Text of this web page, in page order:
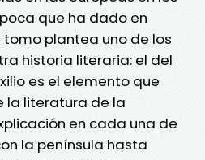
que ha dado en
plantea uno de los
historia literaria: el del
es el elemento que
la literatura de la
en cada una de
la península hasta